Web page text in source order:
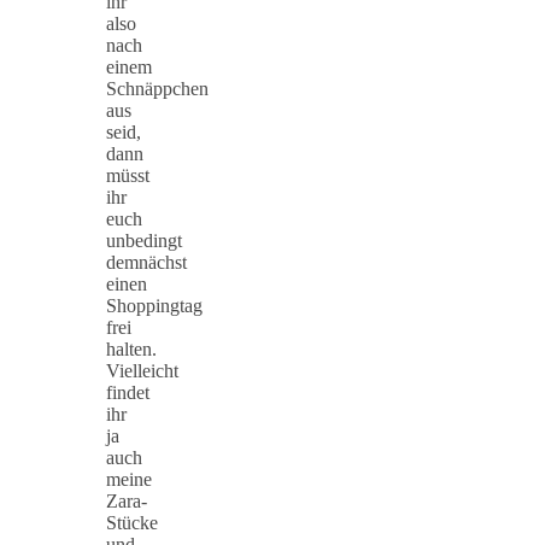
also
nach
einem
Schnäppchen
aus
seid,
dann
müsst
ihr
euch
unbedingt
demnächst
einen
Shoppingtag
frei
halten.
Vielleicht
findet
ihr
ja
auch
meine
Zara-
Stücke